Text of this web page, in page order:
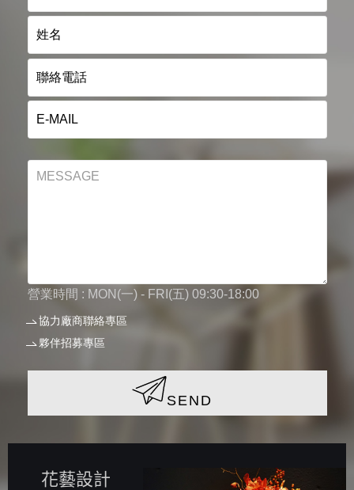
營業時間 : MON(一) - FRI(五) 09:30-18:00
協力廠商聯絡專區
夥伴招募專區
SEND
花藝設計